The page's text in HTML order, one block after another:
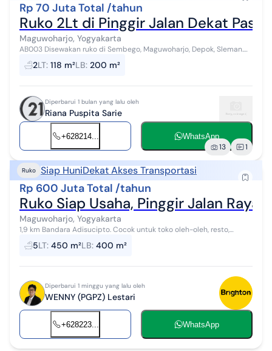
Rp 70 Juta Total /tahun
Ruko 2Lt di Pinggir Jalan Dekat
Maguwoharjo, Yogyakarta
AB003 Disewakan ruko di Sembego, Maguwoharjo, Depok, Sleman.
Ruko ini berada dipinggir jalan raya, akses jalan bagus dan ramai,
mudah dijangkau da...
2LT: 118 m²LB: 200 m²
Diperbarui 1 bulan yang lalu oleh
Riana Puspita Sarie
+628214... WhatsApp
13 1
Ruko Siap HuniDekat Akses Transportasi
Rp 600 Juta Total /tahun
Ruko Siap Usaha, Pinggir Jalan Raya
Maguwoharjo, Yogyakarta
1,9 km Bandara Adisucipto. Cocok untuk toko oleh-oleh, resto,
kantor, dll. Parkiran 12 x 12 meter. Baru direnovasi total, siap huni.
Lantai 1: Toko...
5LT: 450 m²LB: 400 m²
Diperbarui 1 minggu yang lalu oleh
WENNY (PGPZ) Lestari
+628223... WhatsApp